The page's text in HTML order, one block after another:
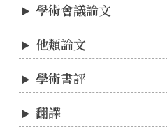
學術會議論文
他類論文
學術書評
翻譯